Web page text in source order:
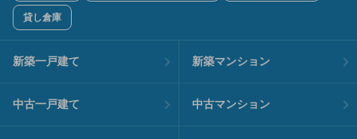
貸し倉庫
新築一戸建て 新築マンション
中古一戸建て 中古マンション